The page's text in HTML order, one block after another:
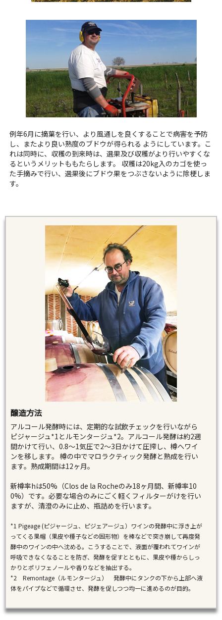
例年6月に摘葉を行い、より風通しを良くすることで病害を予防
し、またより良い熟度のブドウが得られる ようにしています。こ
れは同時に、収穫の到来時は、選果及び収穫がより行いやすくな
るというメリットももたらします。 収穫は20kg入のカゴを使っ
た手摘みで行い、選果後にブドウ果をつぶさないように除梗しま
す。
醸造方法
アルコール発酵時には、定期的な試飲チェックを行いながら
ピジャージュ*1とルモンタージュ*2。アルコール発酵は約2週
間かけて行い、0.8～1気圧で2～3日かけて圧搾し、樽へワイ
ンを移します。 樽の中でマロラクティック発酵と熟成を行い
ます。熟成期間は12ヶ月。
新樽率hは50%（Clos de la Rocheのみ18ヶ月間、新樽率10
0%）です。必要な場合のみにごく軽くフィルターがけを行い
ますが、清澄のみに止め、瓶詰めを行います。
*1 Pigeage (ピジャージュ、ピジェアージュ）ワインの発酵中に浮き上が
ってくる果帽（果皮や種子などの固形物）を棒などで突き崩して再度発
酵中のワインの中へ沈める。こうすることで、液面が覆われてワインが
呼吸できなくなることを防ぎ、発酵を促すとともに、果皮や種からしっ
かりとポリフェノールや香りなどを抽出する。
*2 Remontage（ルモンタージュ） 発酵中にタンクの下から上部へ液
体をパイプなどで循環させ、発酵を促しつつ均一に進めるのが目的。